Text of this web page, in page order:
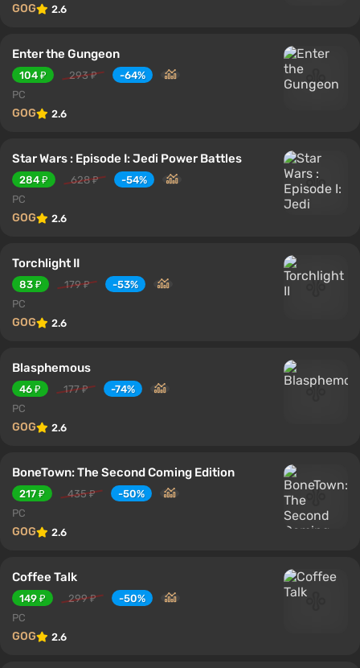
GOG 2.6
Enter the Gungeon
104 ₽ 293 ₽
-64%
PC
GOG 2.6
Star Wars : Episode I: Jedi Power Battles
284 ₽ 628 ₽
-54%
PC
GOG 2.6
Torchlight II
83 ₽ 179 ₽
-53%
PC
GOG 2.6
Blasphemous
46 ₽ 177 ₽
-74%
PC
GOG 2.6
BoneTown: The Second Coming Edition
217 ₽ 435 ₽
-50%
PC
GOG 2.6
Coffee Talk
149 ₽ 299 ₽
-50%
PC
GOG 2.6